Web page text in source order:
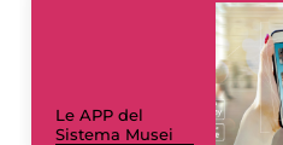
Le APP del
Sistema Musei